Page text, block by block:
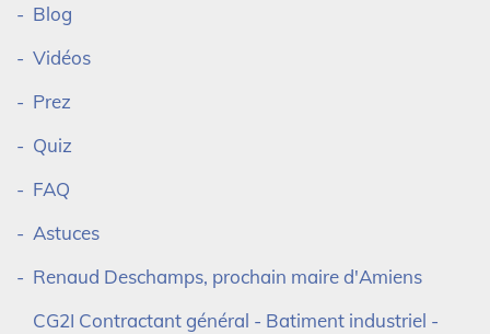
Blog
Vidéos
Prez
Quiz
FAQ
Astuces
Renaud Deschamps, prochain maire d'Amiens
CG2I Contractant général - Batiment industriel -